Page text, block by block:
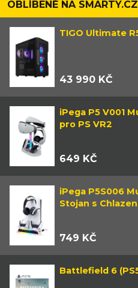
OBLÍBENÉ NA SMARTY.CZ
TIGO Ultimate
43 990 KČ
iPega P5 V001
pro PS VR2
649 KČ
iPega P5S006
Stojan s
749 KČ
Battlefield 6